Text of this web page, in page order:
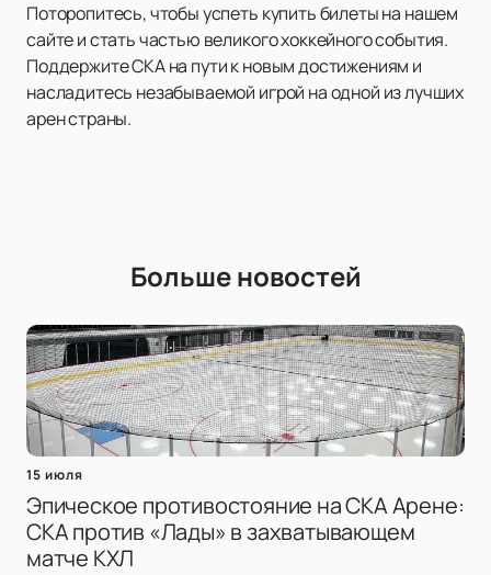
Поторопитесь, чтобы успеть купить билеты на нашем
сайте и стать частью великого хоккейного события.
Поддержите СКА на пути к новым достижениям и
насладитесь незабываемой игрой на одной из лучших
арен страны.
Больше новостей
15 июля
Эпическое противостояние на СКА Арене:
СКА против «Лады» в захватывающем
матче КХЛ